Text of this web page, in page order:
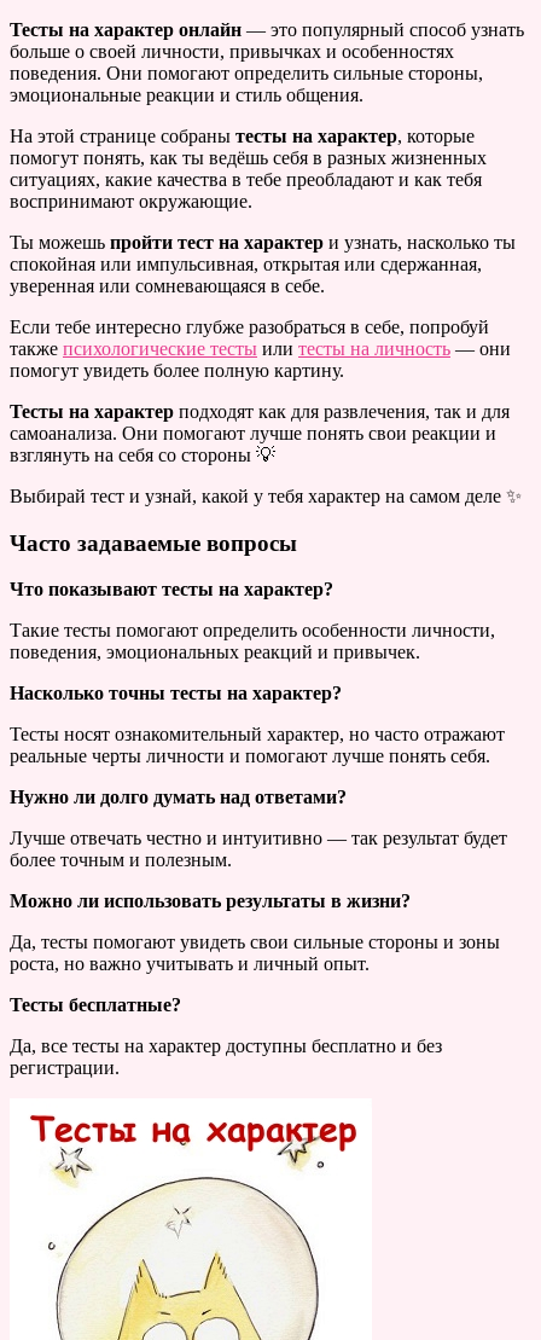
Тесты на характер онлайн — это популярный способ узнать
больше о своей личности, привычках и особенностях
поведения. Они помогают определить сильные стороны,
эмоциональные реакции и стиль общения.
На этой странице собраны тесты на характер, которые
помогут понять, как ты ведёшь себя в разных жизненных
ситуациях, какие качества в тебе преобладают и как тебя
воспринимают окружающие.
Ты можешь пройти тест на характер и узнать, насколько ты
спокойная или импульсивная, открытая или сдержанная,
уверенная или сомневающаяся в себе.
Если тебе интересно глубже разобраться в себе, попробуй
также психологические тесты или тесты на личность — они
помогут увидеть более полную картину.
Тесты на характер подходят как для развлечения, так и для
самоанализа. Они помогают лучше понять свои реакции и
взглянуть на себя со стороны 💡
Выбирай тест и узнай, какой у тебя характер на самом деле ✨
Часто задаваемые вопросы
Что показывают тесты на характер?
Такие тесты помогают определить особенности личности,
поведения, эмоциональных реакций и привычек.
Насколько точны тесты на характер?
Тесты носят ознакомительный характер, но часто отражают
реальные черты личности и помогают лучше понять себя.
Нужно ли долго думать над ответами?
Лучше отвечать честно и интуитивно — так результат будет
более точным и полезным.
Можно ли использовать результаты в жизни?
Да, тесты помогают увидеть свои сильные стороны и зоны
роста, но важно учитывать и личный опыт.
Тесты бесплатные?
Да, все тесты на характер доступны бесплатно и без
регистрации.